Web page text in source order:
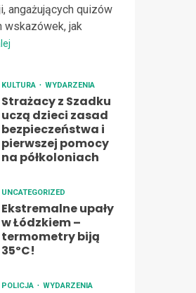
angażujących quizów
wskazówek, jak
KULTURA WYDARZENIA
Strażacy z Szadku
uczą dzieci zasad
bezpieczeństwa i
pierwszej pomocy
na półkoloniach
UNCATEGORIZED
Ekstremalne upały
w Łódzkiem –
termometry biją
35ºC!
POLICJA WYDARZENIA